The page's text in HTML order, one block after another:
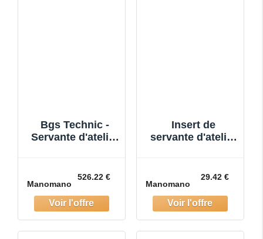
Bgs Technic -
Servante d'atelier
Manomano
526.22 €
Insert de
servante d'atelier
Manomano
29.42 €